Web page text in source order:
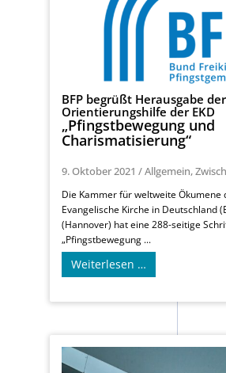
BFP begrüßt Herausgabe der
Orientierungshilfe der EKD
„Pfingstbewegung und
Charismatisierung“
9. Oktober 2021 /Allgemein,
Die Kammer für weltweite Ökumene
Evangelische Kirche in Deutschland
(Hannover) hat eine 288-seitige
„Pfingstbewegung ...
Weiterlesen …